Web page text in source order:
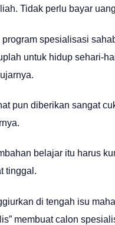
Tidak perlu bayar
spesialisasi
untuk hidup sehari-
pun diberikan sangat
belajar itu harus
tinggal.
di tengah isu
membuat calon